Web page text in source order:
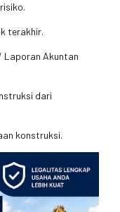
terakhir.
Laporan Akuntan
dari
konstruksi.